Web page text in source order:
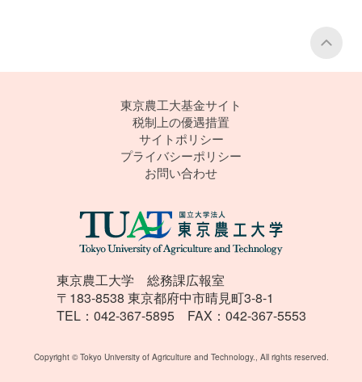
東京農工大基金サイト
税制上の優遇措置
サイトポリシー
プライバシーポリシー
お問い合わせ
東京農工大学 総務課広報室
〒183-8538 東京都府中市晴見町3-8-1
TEL：042-367-5895 FAX：042-367-5553
Copyright © Tokyo University of Agriculture and Technology., All rights reserved.